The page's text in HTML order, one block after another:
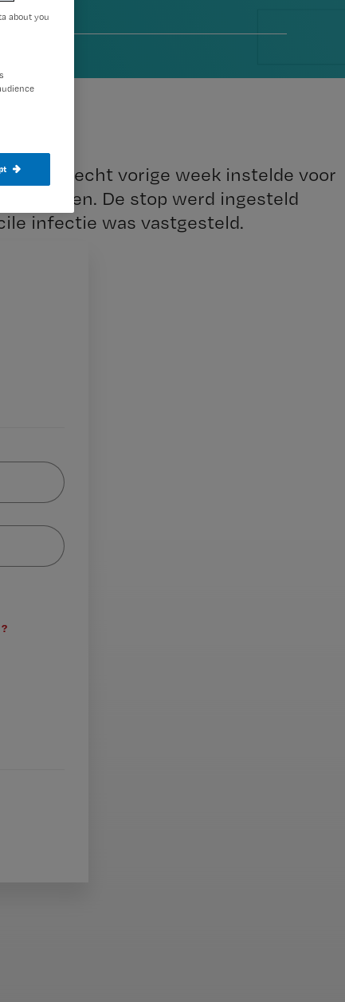
?
Utrecht vorige week instelde voor
De stop werd ingesteld
infectie was vastgesteld.
about you